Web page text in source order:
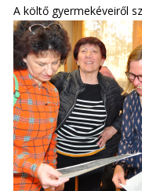
A költő gyermekéveiről